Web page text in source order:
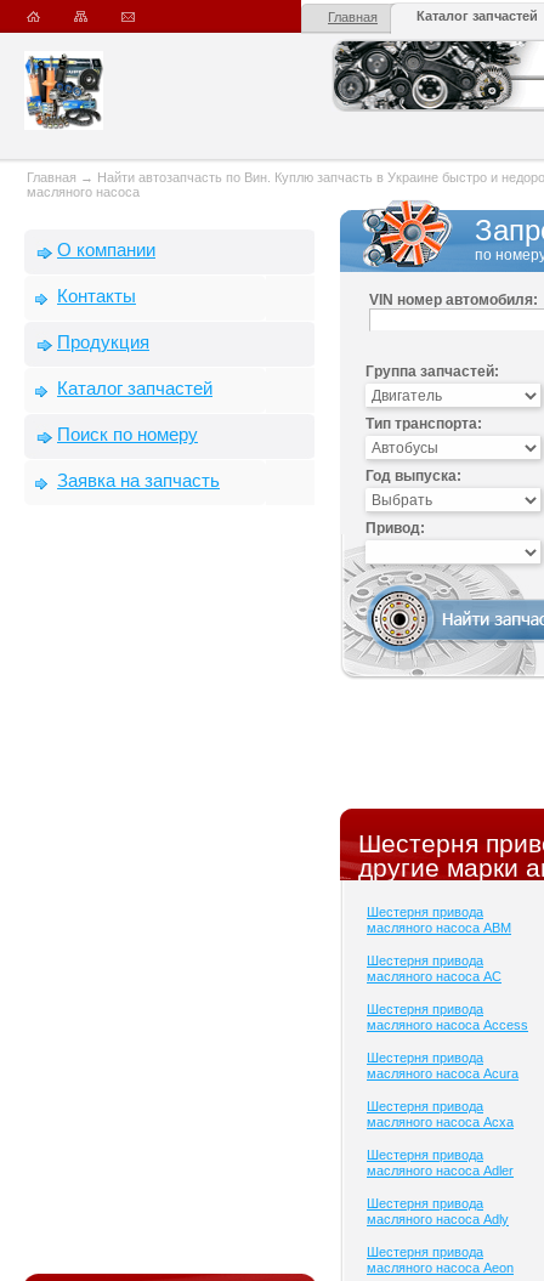
Главная Каталог запчастей
Главная → Найти автозапчасть по Вин. Куплю запчасть в Украине быстро и
масляного насоса
О компании
Контакты
Продукция
Каталог запчастей
Поиск по номеру
Заявка на запчасть
по
VIN номер автомобиля:
Группа запчастей:
Тип транспорта:
Год выпуска:
Привод:
Шестерня
другие марки
Шестерня привода
масляного насоса ABM
Шестерня привода
масляного насоса AC
Шестерня привода
масляного насоса Access
Шестерня привода
масляного насоса Acura
Шестерня привода
масляного насоса Acxa
Шестерня привода
масляного насоса Adler
Шестерня привода
масляного насоса Adly
Шестерня привода
масляного насоса Aeon